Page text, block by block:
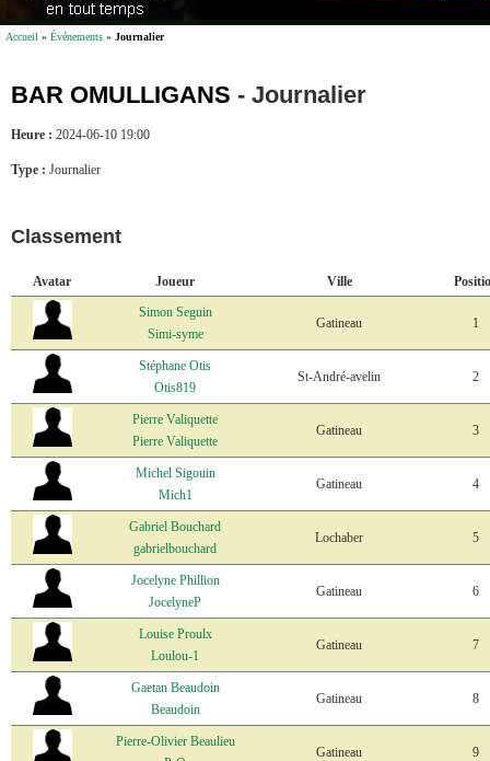
Accueil » Événements » Journalier
BAR OMULLIGANS - Journalier
Heure : 2024-06-10 19:00
Type : Journalier
Classement
Avatar Joueur Ville
Simon Seguin
Simi-syme
Gatineau 1
Stéphane Otis
Otis819
St-André-avelin 2
Pierre Valiquette
Pierre Valiquette
Gatineau 3
Michel Sigouin
Mich1
Gatineau 4
Gabriel Bouchard
gabrielbouchard
Lochaber 5
Jocelyne Phillion
JocelyneP
Gatineau 6
Louise Proulx
Loulou-1
Gatineau 7
Gaetan Beaudoin
Beaudoin
Gatineau 8
Pierre-Olivier Beaulieu
Gatineau 9